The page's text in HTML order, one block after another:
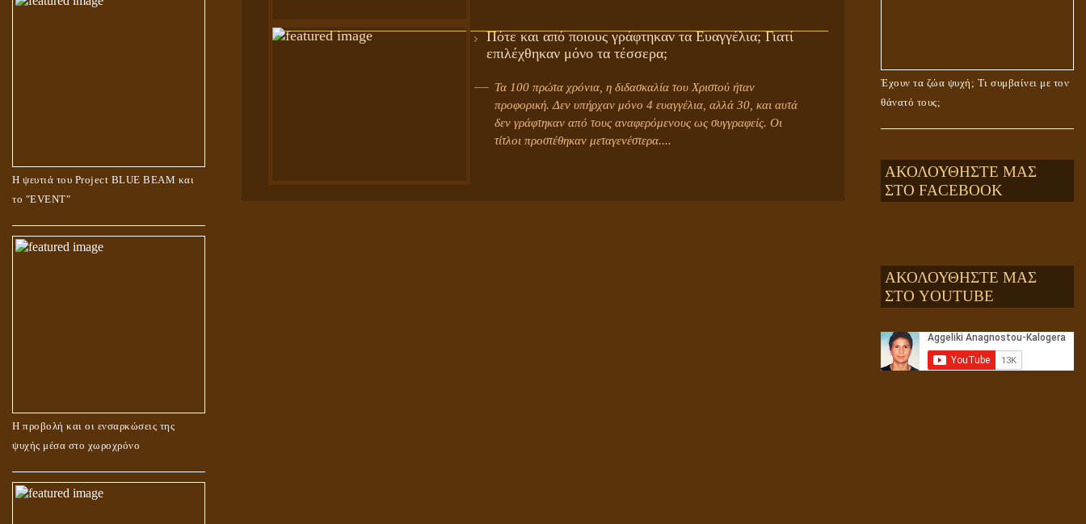
Η ψευτιά του Project BLUE BEAM και
το ʺEVENTʺ
Η προβολή και οι ενσαρκώσεις της
ψυχής μέσα στο χωροχρόνο
Πότε και από ποιους γράφτηκαν τα Ευαγγέλια; Γιατί
επιλέχθηκαν μόνο τα τέσσερα;
Τα 100 πρώτα χρόνια, η διδασκαλία του Χριστού ήταν
προφορική. Δεν υπήρχαν μόνο 4 ευαγγέλια, αλλά 30, και αυτά
δεν γράφτηκαν από τους αναφερόμενους ως συγγραφείς. Οι
τίτλοι προστέθηκαν μεταγενέστερα....
Έχουν τα ζώα ψυχή; Τι συμβαίνει με τον
θάνατό τους;
Αληθής και επίπλαστη πνευματικότητα
ΑΚΟΛΟΥΘΗΣΤΕ ΜΑΣ
ΣΤΟ FACEBOOK
ΑΚΟΛΟΥΘΗΣΤΕ ΜΑΣ
ΣΤΟ YOUTUBE